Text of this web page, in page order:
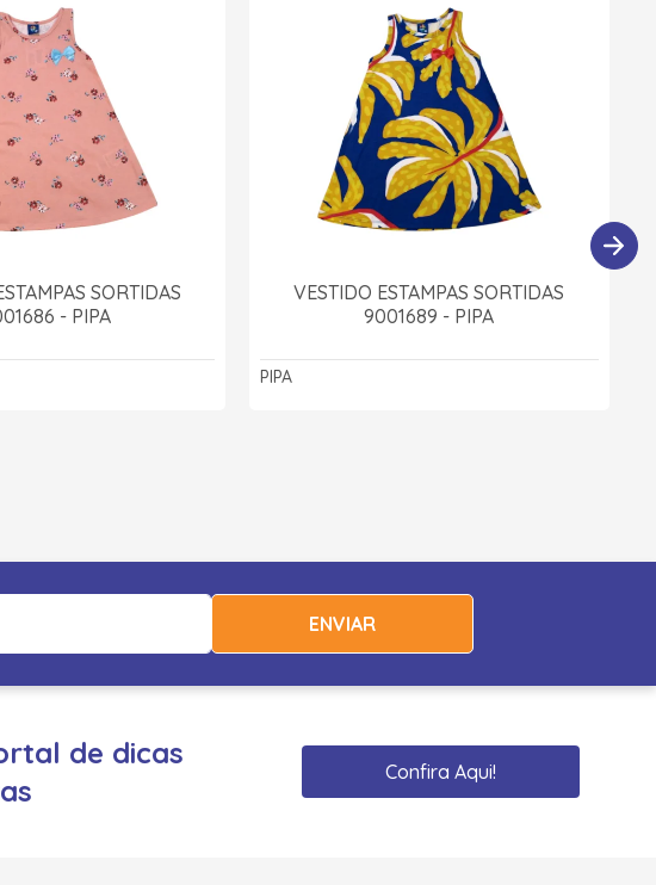
SORTIDAS
- PIPA
VESTIDO ESTAMPAS SORTIDAS
9001689 - PIPA
PIPA
ENVIAR
de dicas
Confira Aqui!